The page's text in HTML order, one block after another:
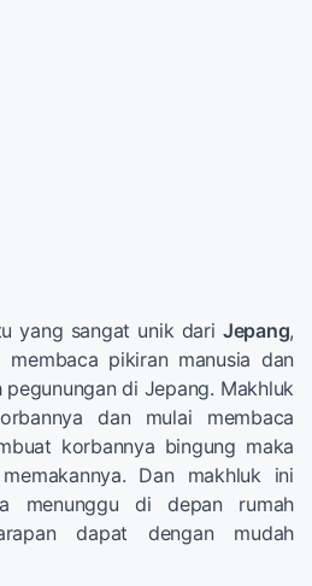
yang sangat unik dari Jepang,
pikiran manusia dan
di Jepang. Makhluk
dan mulai membaca
korbannya bingung maka
Dan makhluk ini
menunggu di depan rumah
dapat dengan mudah